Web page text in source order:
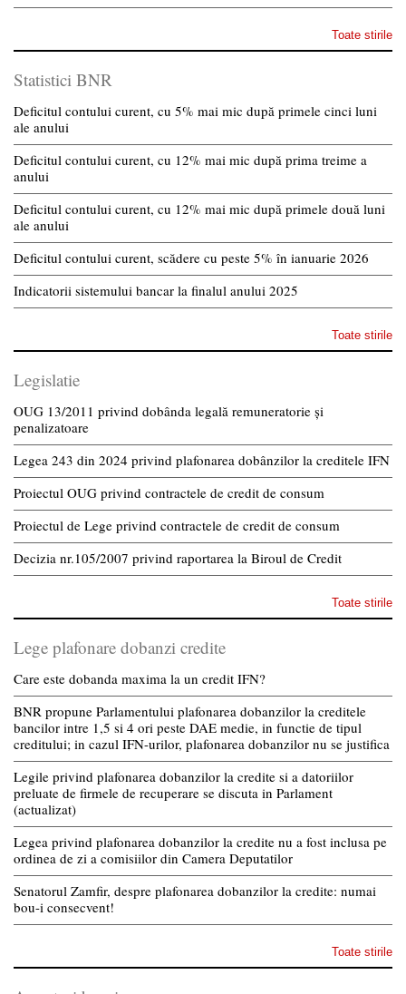
Toate stirile
Statistici BNR
Deficitul contului curent, cu 5% mai mic după primele cinci luni
ale anului
Deficitul contului curent, cu 12% mai mic după prima treime a
anului
Deficitul contului curent, cu 12% mai mic după primele două luni
ale anului
Deficitul contului curent, scădere cu peste 5% în ianuarie 2026
Indicatorii sistemului bancar la finalul anului 2025
Toate stirile
Legislatie
OUG 13/2011 privind dobânda legală remuneratorie și
penalizatoare
Legea 243 din 2024 privind plafonarea dobânzilor la creditele IFN
Proiectul OUG privind contractele de credit de consum
Proiectul de Lege privind contractele de credit de consum
Decizia nr.105/2007 privind raportarea la Biroul de Credit
Toate stirile
Lege plafonare dobanzi credite
Care este dobanda maxima la un credit IFN?
BNR propune Parlamentului plafonarea dobanzilor la creditele
bancilor intre 1,5 si 4 ori peste DAE medie, in functie de tipul
creditului; in cazul IFN-urilor, plafonarea dobanzilor nu se justifica
Legile privind plafonarea dobanzilor la credite si a datoriilor
preluate de firmele de recuperare se discuta in Parlament
(actualizat)
Legea privind plafonarea dobanzilor la credite nu a fost inclusa pe
ordinea de zi a comisiilor din Camera Deputatilor
Senatorul Zamfir, despre plafonarea dobanzilor la credite: numai
bou-i consecvent!
Toate stirile